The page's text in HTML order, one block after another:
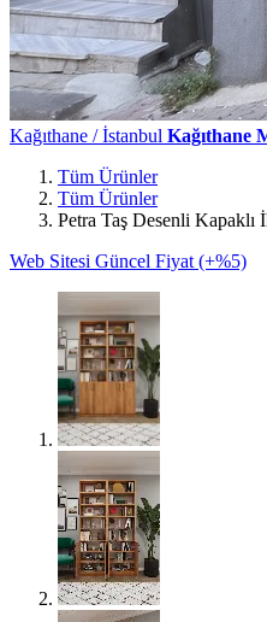
Kağıthane / İstanbul Kağıthane
Tüm Ürünler
Tüm Ürünler
Petra Taş Desenli
Web Sitesi Güncel Fiyat (+%5)